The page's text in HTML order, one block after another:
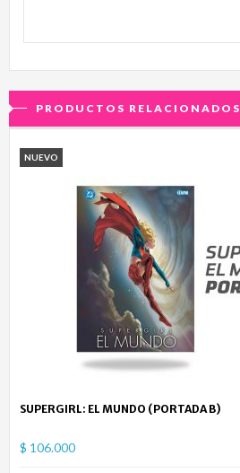
PRODUCTOS RELACIONADOS
NUEVO
SUPERGIRL: EL MUNDO (PORTADA B)
$ 106.000